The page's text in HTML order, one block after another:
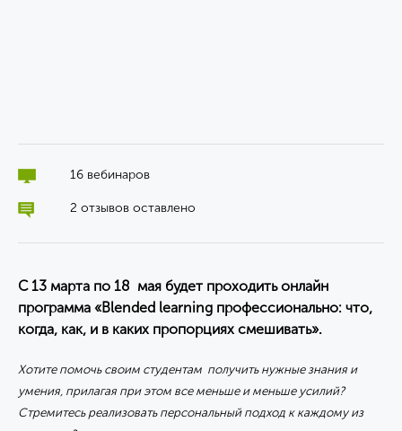
16 вебинаров
2 отзывов оставлено
С 13 марта по 18 мая будет проходить онлайн
программа «Blended learning профессионально: что,
когда, как, и в каких пропорциях смешивать».
Хотите помочь своим студентам получить нужные знания и
умения прилагая при этом все меньше и меньше усилий?
Стремитесь реализовать персональный подход к каждому из